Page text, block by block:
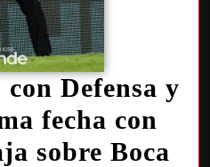
Defensa y
fecha con
sobre Boca